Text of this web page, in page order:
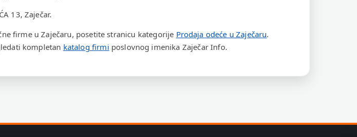
13, Zaječar.
firme u Zaječaru, posetite stranicu kategorije Prodaja odeće u Zaječaru.
kompletan katalog firmi poslovnog imenika Zaječar Info.